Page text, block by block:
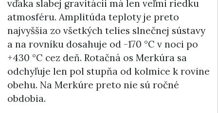
vďaka slabej gravitácii má len veľmi riedku
atmosféru. Amplitúda teploty je preto
najvyššia zo všetkých telies slnečnej sústavy
a na rovníku dosahuje od -170 °C v noci po
+430 °C cez deň. Rotačná os Merkúra sa
odchyľuje len pol stupňa od kolmice k rovine
obehu. Na Merkúre preto nie sú ročné
obdobia.